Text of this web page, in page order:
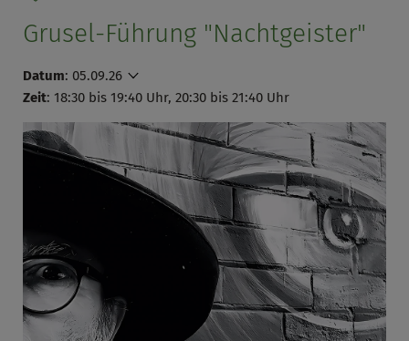
Grusel-Führung "Nachtgeister"
Datum: 05.09.26
Zeit: 18:30 bis 19:40 Uhr, 20:30 bis 21:40 Uhr